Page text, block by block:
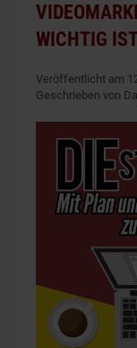
WICHTIG
Veröffentlicht am
Geschrieben von